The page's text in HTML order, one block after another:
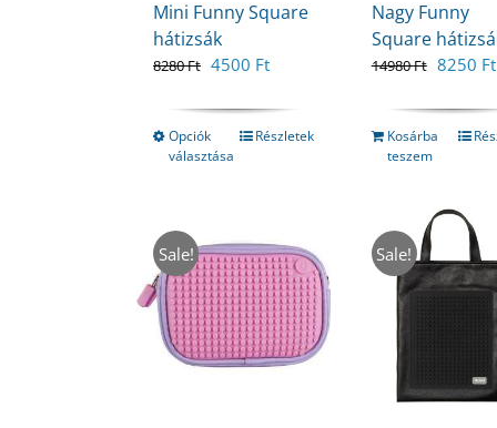
Mini Funny Square
hátizsák
8280Ft Original
was:
8280 Ft.
4500 FtCurrent
is:
4500 Ft.
Opciók
választása
Részletek
Nagy Funny
Square
14980Ft Original
was:
14980
8250 Ft
Kosárba
teszem
Sale! Sale!